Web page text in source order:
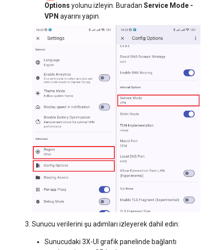
Options yolunu izleyin. Buradan Service Mode -
VPN ayarını yapın.
Sunucu verilerini şu adımları izleyerek dahil edin:
Sunucudaki 3X-UI grafik panelinde bağlantı